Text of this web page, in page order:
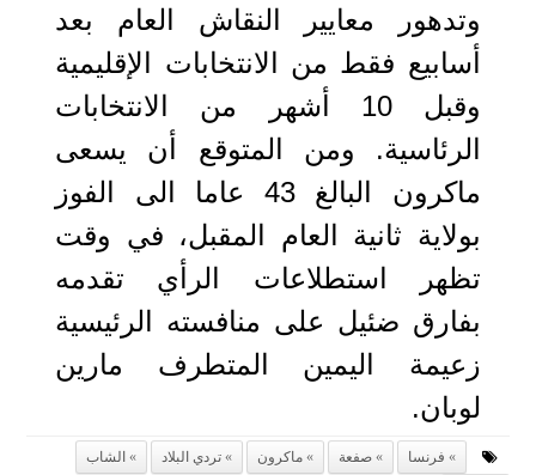
وتدهور معايير النقاش العام بعد
أسابيع فقط من الانتخابات الإقليمية
وقبل 10 أشهر من الانتخابات
الرئاسية. ومن المتوقع أن يسعى
ماكرون البالغ 43 عاما الى الفوز
بولاية ثانية العام المقبل، في وقت
تظهر استطلاعات الرأي تقدمه
بفارق ضئيل على منافسته الرئيسية
زعيمة اليمين المتطرف مارين
لوبان.
فرنسا صفعة ماكرون تردي البلاد
الشاب